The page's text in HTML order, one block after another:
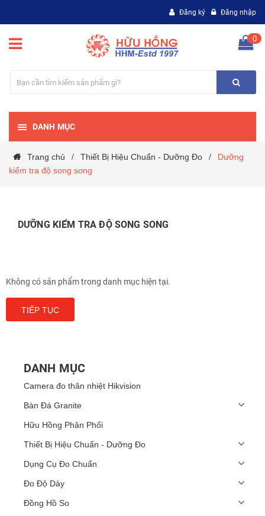
Đăng ký Đăng nhập
0
DANH MỤC
Trang chủ / Thiết Bị Hiệu Chuẩn - Dưỡng Đo /
Dưỡng
kiểm tra độ song song
DƯỠNG KIỂM TRA ĐỘ SONG SONG
Không có sản phẩm trong danh mục hiện tại.
TIẾP TỤC
DANH MỤC
Camera đo thân nhiệt Hikvision
Bàn Đá Granite
Hữu Hồng Phân Phối
Thiết Bị Hiệu Chuẩn - Dưỡng Đo
Dụng Cụ Đo Chuẩn
Đo Độ Dày
Đồng Hồ So